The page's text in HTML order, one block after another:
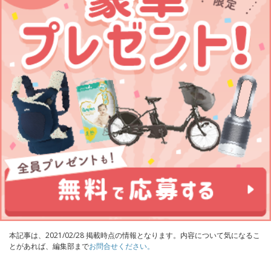
本記事は、2021/02/28 掲載時点の情報となります。内容について気になるこ
とがあれば、編集部までお問合せください。